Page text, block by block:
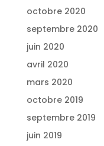
octobre 2020
septembre 2020
juin 2020
avril 2020
mars 2020
octobre 2019
septembre 2019
juin 2019